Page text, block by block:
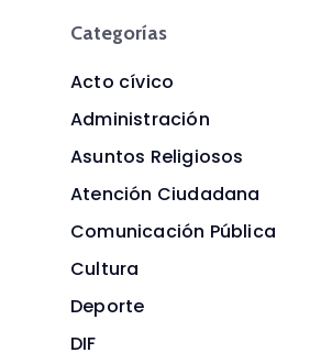
Categorías
Acto cívico
Administración
Asuntos Religiosos
Atención Ciudadana
Comunicación Pública
Cultura
Deporte
DIF